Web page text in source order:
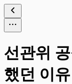
선관위
했던 이유